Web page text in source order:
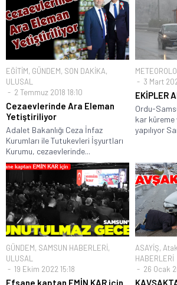
EĞİTİM, GÜNDEM, SON DAKİKA,
ULUSAL
2 Temmuz 2018 18:10
Cezaevlerinde Ara Eleman
Yetiştiriliyor
Adalet Bakanlığı Ceza İnfaz
Kurumları ile Tutukevleri İşyurtları
Kurumu, cezaevlerinde...
3 Mart
EKİPLER
Ordu-
kar küreme
yapılıyor
GÜNDEM, SAMSUN HABERLERİ,
ULUSAL
19 Ekim 2022 15:18
Efsane kaptan EMİN KAR için
ASAYİŞ,
HABERLERİ
26 Ocak